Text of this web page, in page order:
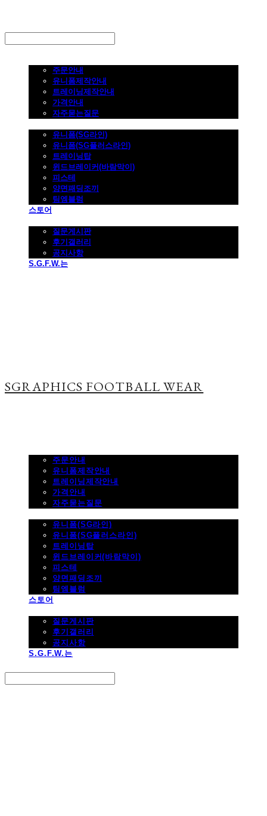
주문안내
유니폼제작안내
트레이닝제작안내
가격안내
자주묻는질문
유니폼(SG라인)
유니폼(SG플러스라인)
트레이닝탑
윈드브레이커(바람막이)
피스테
양면패딩조끼
팀엠블럼
스토어
질문게시판
후기갤러리
공지사항
S.G.F.W.는
SGRAPHICS FOOTBALL WEAR
주문안내
유니폼제작안내
트레이닝제작안내
가격안내
자주묻는질문
유니폼(SG라인)
유니폼(SG플러스라인)
트레이닝탑
윈드브레이커(바람막이)
피스테
양면패딩조끼
팀엠블럼
스토어
질문게시판
후기갤러리
공지사항
S.G.F.W.는